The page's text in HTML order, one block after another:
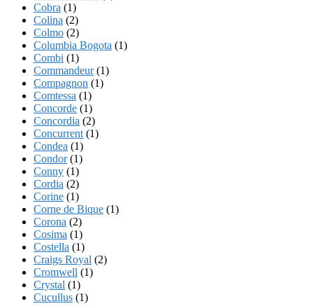
Cobra (1)
Colina (2)
Colmo (2)
Columbia Bogota (1)
Combi (1)
Commandeur(1)
Compagnon (1)
Comtessa (1)
Concorde (1)
Concordia (2)
Concurrent (1)
Condea (1)
Condor(1)
Conny (1)
Cordia (2)
Corine (1)
Corne de Bique (1)
Corona (2)
Cosima (1)
Costella (1)
Craigs Royal (2)
Cromwell (1)
Crystal (1)
Cucullus (1)